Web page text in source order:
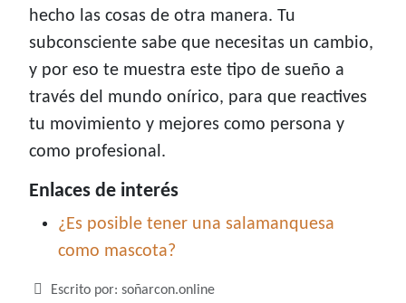
hecho las cosas de otra manera. Tu
subconsciente sabe que necesitas un cambio,
y por eso te muestra este tipo de sueño a
través del mundo onírico, para que reactives
tu movimiento y mejores como persona y
como profesional.
Enlaces de interés
¿Es posible tener una salamanquesa
como mascota?
Detalles
Escrito por: soñarcon.online